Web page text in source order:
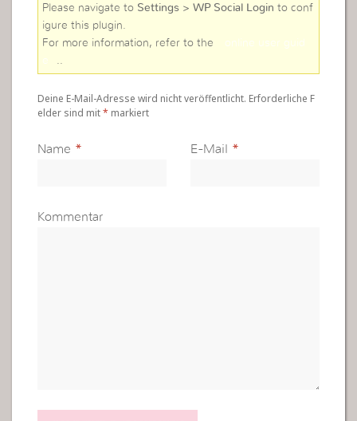
Please navigate to Settings > WP Social Login to conf
igure this plugin.
For more information, refer to the
online user guid
e
Deine E-Mail-Adresse wird nicht veröffentlicht. Erforderliche F
elder sind mit* markiert
Name * E-Mail *
Kommentar